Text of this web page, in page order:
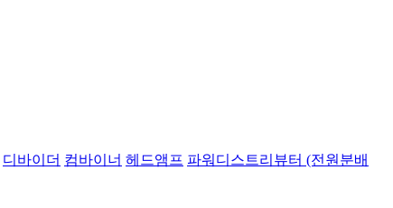
디바이더 컴바이너 헤드앰프 파워디스트리뷰터 (전원분배